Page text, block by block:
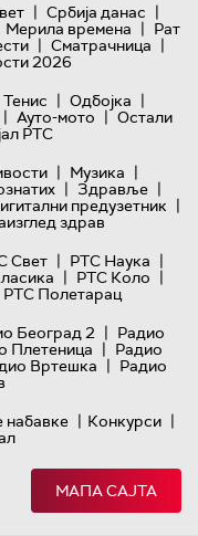
| Србија данас |
Мерила времена | Рат
| Сматрачница |
2026
Тенис | Одбојка |
| Ауто-мото | Остали
РТС
| Музика |
| Здравље |
предузетник |
здрав
Свет | РТС Наука |
| РТС Коло |
РТС Полетарац
Београд 2 | Радио
Плетеница | Радио
Вртешка | Радио
набавке | Конкурси |
МАПА САЈТА